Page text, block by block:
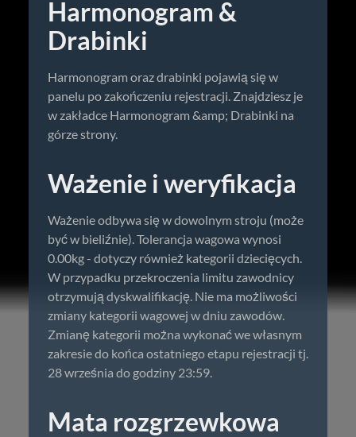
Harmonogram &
Drabinki
Harmonogram oraz drabinki pojawią się w
panelu po zakończeniu rejestracji. Znajdziesz je
w zakładce Harmonogram &amp; Drabinki na
górze strony.
Ważenie i weryfikacja
Ważenie odbywa się w dowolnym stroju (może
być w bieliźnie). Tolerancja wagowa wynosi
0.00kg - dotyczy również kategorii dziecięcych.
W przypadku przekroczenia limitu zawodnicy
otrzymują dyskwalifikację. Nie ma możliwości
zmiany kategorii wagowej w dniu zawodów.
Zmianę kategorii można wykonać we własnym
zakresie do końca ostatniego etapu rejestracji tj.
28 września do godziny 23:59.
Mata rozgrzewkowa